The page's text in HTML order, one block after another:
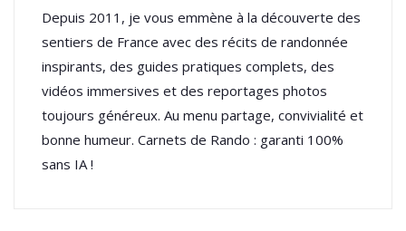
Depuis 2011, je vous emmène à la découverte des
sentiers de France avec des récits de randonnée
inspirants, des guides pratiques complets, des
vidéos immersives et des reportages photos
toujours généreux. Au menu partage, convivialité et
bonne humeur. Carnets de Rando : garanti 100%
sans IA !